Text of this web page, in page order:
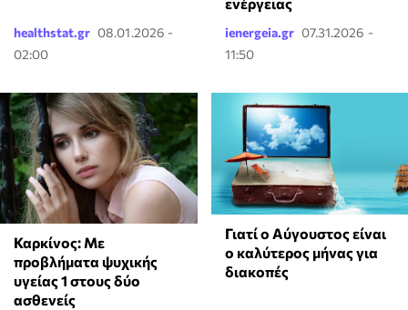
healthstat.gr 08.01.2026 -
02:00
ienergeia.gr 07.31.2026 -
11:50
Καρκίνος: Με
προβλήματα ψυχικής
υγείας 1 στους δύο
ασθενείς
Γιατί ο Αύγουστος είναι
ο καλύτερος μήνας για
διακοπές